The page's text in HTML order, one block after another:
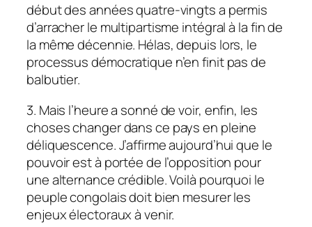
début des années quatre-vingts a permis
d’arracher le multipartisme intégral à la fin de
la même décennie. Hélas, depuis lors, le
processus démocratique n’en finit pas de
balbutier.
3. Mais l’heure a sonné de voir, enfin, les
choses changer dans ce pays en pleine
déliquescence. J’affirme aujourd’hui que le
pouvoir est à portée de l’opposition pour
une alternance crédible. Voilà pourquoi le
peuple congolais doit bien mesurer les
enjeux électoraux à venir.